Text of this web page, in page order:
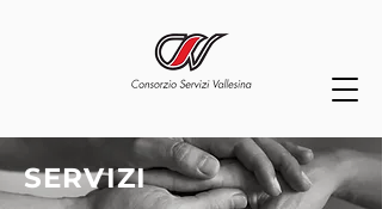
SERVIZI